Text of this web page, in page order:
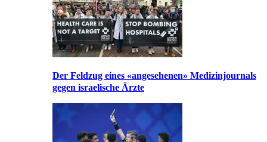
Der Feldzug eines «angesehenen» Medizinjournals
gegen israelische Ärzte